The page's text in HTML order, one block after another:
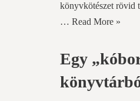
könyvkötészet rövid
… Read More »
Egy